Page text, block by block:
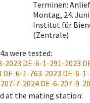
Terminen:
Montag, 24.
Institut für
(Zentrale)
were tested:
2023 DE-6-1-291-2023
DE-6-1-763-2023 DE-6-
7-2024DE-6-207-9-
at the mating station: